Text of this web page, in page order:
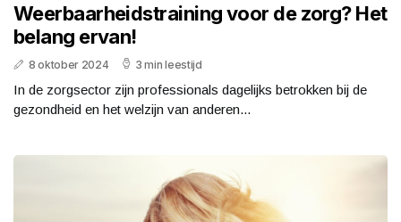
Weerbaarheidstraining voor de zorg? Het
belang ervan!
8 oktober 2024 3 min leestijd
In de zorgsector zijn professionals dagelijks betrokken bij de
gezondheid en het welzijn van anderen...